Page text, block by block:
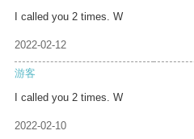
I called you 2 times. W
2022-02-12
游客
I called you 2 times. W
2022-02-10